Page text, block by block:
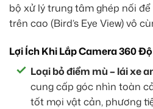
bộ xử lý trung tâm ghép nối
trên cao (Bird’s Eye View) vô
Lợi Ích Khi Lắp Camera 360 Độ
Loại bỏ điểm mù – lái xe
cung cấp góc nhìn toàn
tốt mọi vật cản, phương